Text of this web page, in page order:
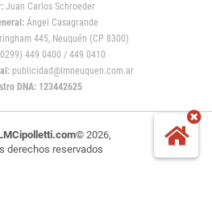
Juan Carlos Schroeder
Ángel Casagrande
445, Neuquén (CP 8300)
449 0400 / 449 0410
publicidad@lmneuquen.com.ar
DNA: 123442625
© 2026,
derechos reservados